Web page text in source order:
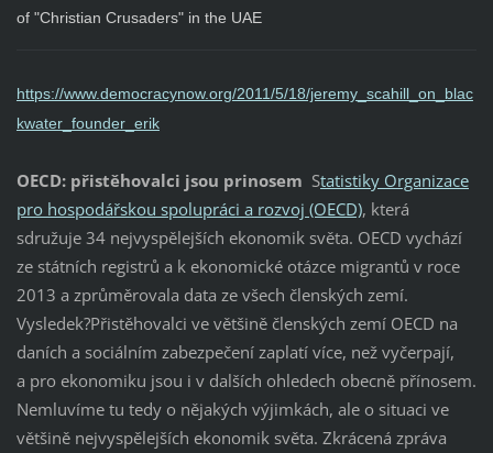
of "Christian Crusaders" in the UAE
https://www.democracynow.org/2011/5/18/jeremy_scahill_on_blac
kwater_founder_erik
OECD: přistěhovalci jsou prinosem Statistiky Organizace
pro hospodářskou spolupráci a rozvoj (OECD), která
sdružuje 34 nejvyspělejších ekonomik světa. OECD vychází
ze státních registrů a k ekonomické otázce migrantů v roce
2013 a zprůměrovala data ze všech členských zemí.
Vysledek?Přistěhovalci ve většině členských zemí OECD na
daních a sociálním zabezpečení zaplatí více, než vyčerpají,
a pro ekonomiku jsou i v dalších ohledech obecně přínosem.
Nemluvíme tu tedy o nějakých výjimkách, ale o situaci ve
většině nejvyspělejších ekonomik světa. Zkrácená zpráva